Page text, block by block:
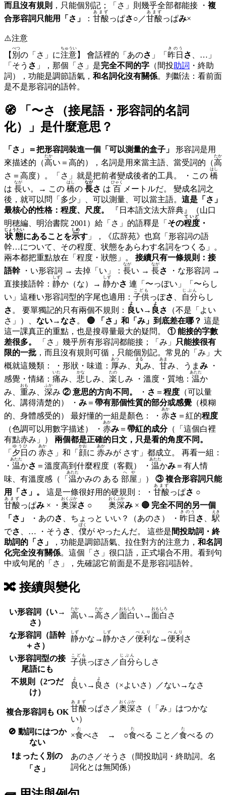
而且沒有規則 ，只能個別記；「さ」則幾乎全部都能接 ・ 複
合形容詞只能用「さ」
： 甘酸
あまず
っぱさ○／甘酸
あまず
っぱみ×
⚠️注意
【 別
べつ
の「さ」に注意
ちゅうい
】 會話裡的「あのさ 」「 昨日
きのう
さ
、…」
「そう さ 」，那個「さ」是完全不同的字 （間投助詞 ・終助
詞），功能是調節語氣， 和名詞化沒有關係。判斷法：看前面
是不是形容詞的語幹。
🧭 「 〜さ（接尾語・形容詞的名詞
化）
」是什麼意思？
「さ」＝把形容詞裝進一個「可以測量的盒子」
來描述的（高
たか
い＝高的），名詞是用來當主語、當受詞的（高
たか
さ＝高度）。「さ」就是把前者變成後者的工具。 ・この 橋
はし
は 長
なが
い。→ この 橋
はし
の 長
なが
さ は 百
ひゃく
メートルだ。 變成名詞之
後，就可以問「多少」、可以測量、可以當主語。 這是「さ」
最核心的性格：程度、尺度。
明穂編、明治書院 2001）給「さ」的語釋是「 その程度
ていど
・
状態
じょうたい
にあることを示
しめ
す 」，《広辞苑》也寫「形容詞の語
幹…について、その程度、状態をあらわす名詞をつくる」。
兩本都把重點放在「程度・狀態」。 接續只有一條規則：接
語幹
・い形容詞 → 去掉「い」： 長
なが
い → 長
なが
さ
・な形容詞 →
直接接語幹： 静
しず
か（な）→ 静
しず
かさ
い」這種い形容詞型的字尾也適用： 子供
こども
っぽさ 、 自分
じぶん
らし
さ
。 要單獨記的只有兩個不規則： 良
よ
い→ 良
よ
さ
（不是「よい
さ」）、 ない→なさ。 🔴 「さ」和「み」到底差在哪？
這一課真正的重點，也是搜尋量最大的疑問。 ① 能接的字數
差很多。
「さ」幾乎所有形容詞都能接；「み」 只能接很有
限的一批 ，而且沒有規則可循，只能個別記。常見的「み」大
概就這幾類： ・形狀・味道： 厚
あつ
み、 丸
まる
み、 甘
あま
み、うま み ・
感覺・情緒： 痛
いた
み、 悲
かな
しみ、 楽
たの
しみ ・溫度・質地： 温
あたた
か
み、 重
おも
み、 深
ふか
み ② 意思的方向不同。 ・ さ ＝ 程度 （可以量
化、講得清楚的） ・ み ＝ 帶有那個性質的部分或感覺 （模糊
的、身體感受的） 最好懂的一組是顏色： ・ 赤
あか
さ ＝紅的程度
（色調可以用數字描述） ・ 赤
あか
み ＝ 帶紅的成分（「這個白裡
有點赤み」） 兩個都是正確的日文，只是看的角度不同。
「 夕日
ゆうひ
の 赤
あか
さ」和「 顔
かお
に 赤
あか
みが さす」都成立。 再看一組：
・ 温
あたた
かさ ＝溫度高到什麼程度（客觀） ・ 温
あたた
かみ ＝有人情
味、有溫度感（「 温
あたた
かみの ある 部屋
へや
」） ③ 複合形容詞只能
用「さ」。
這是一條很好用的硬規則： ・ 甘酸
あまず
っぱさ ○
甘酸
あまず
っぱみ × ・ 奥深
おくぶか
さ ○ 奥深
おくぶか
み × 🔴 完全不同的另一個
「さ」
・あのさ 、ちょっと いい？（あのさ） ・ 昨日
きのう
さ 、駅
えき
でさ 、… ・そう さ 、 僕
ぼく
が やったんだ。 這些是間投助詞・終
助詞的「さ」
，功能是調節語氣、拉住對方的注意力， 和名詞
化完全沒有關係。這個「さ」很口語，正式場合不用。看到句
中或句尾的「さ」，先確認它前面是不是形容詞語幹。
🔀接續與變化
い形容詞（い→
さ）
高
たか
い →高
たか
さ ／面白
おもしろ
い →面白
おもしろ
さ
な形容詞（語幹
＋さ）
静
しず
かな →静
しず
かさ ／便利
べんり
な →便利
べんり
さ
い形容詞型の接
尾語にも
子供
こども
っぽさ ／ 自分
じぶん
らし さ
不規則（2つだ
け）
良
よ
い→ 良
よ
さ （×よいさ） ／ない→なさ
複合形容詞も OK 甘酸
あまず
っぱさ ／奥深
おくぶか
さ
（「み」はつかな
い）
🚫 動詞にはつか
ない
×食
た
べさ → ○食
た
べる こと／食
た
べる の
❗️まったく別の
「さ」
あのさ ／そう さ
（間投助詞・終助詞。名
詞化とは無関係）